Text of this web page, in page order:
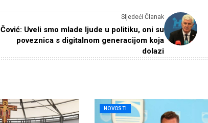
Sljedeći Članak
Čović: Uveli smo mlade ljude u politiku, oni su
poveznica s digitalnom generacijom koja
dolazi
NOVOSTI